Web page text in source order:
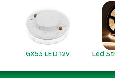
GX53 LED 12v Led